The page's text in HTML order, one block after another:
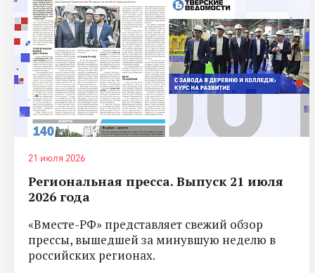
21 июля 2026
Региональная пресса. Выпуск 21 июля
2026 года
«Вместе-РФ» представляет свежий обзор
прессы, вышедшей за минувшую неделю в
российских регионах.